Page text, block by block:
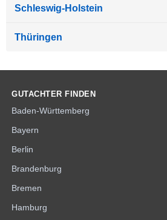
Schleswig-Holstein
Thüringen
GUTACHTER FINDEN
Baden-Württemberg
Bayern
Berlin
Brandenburg
Bremen
Hamburg